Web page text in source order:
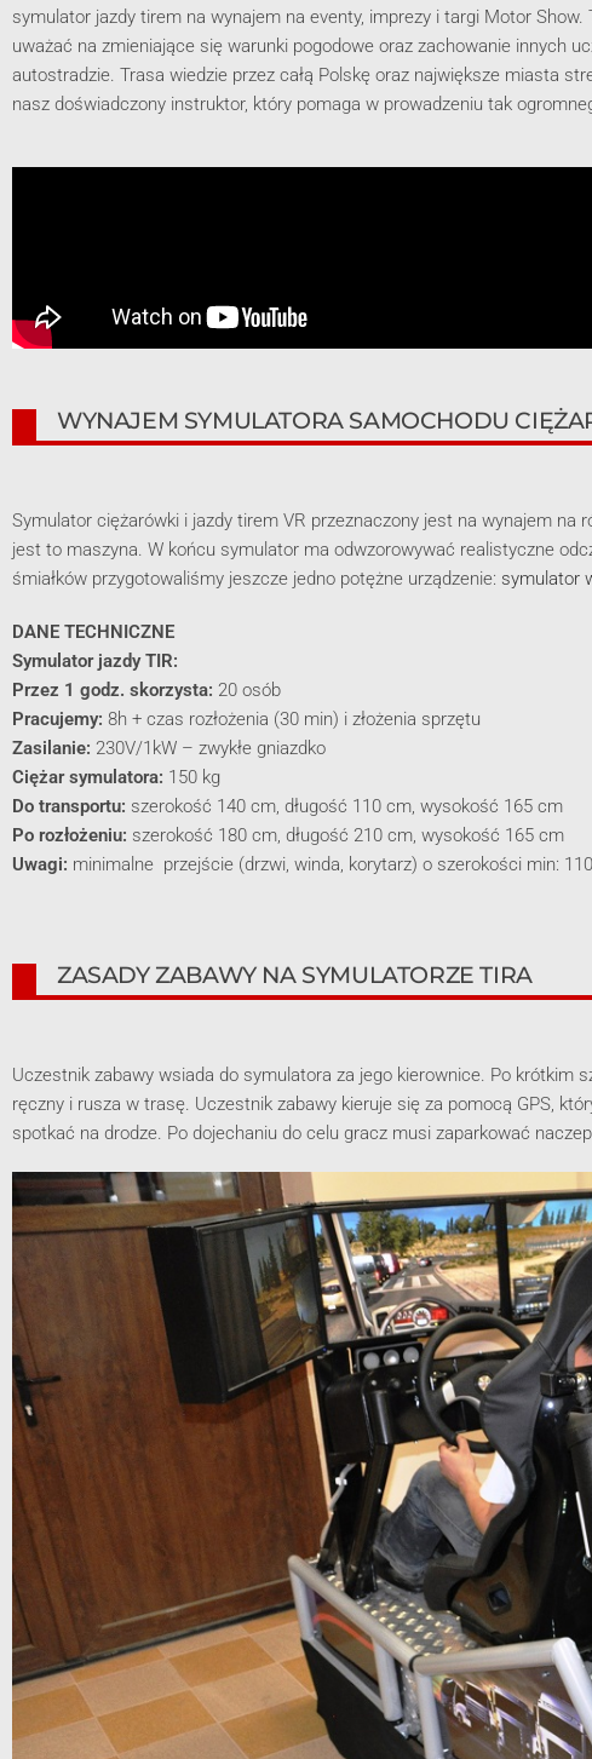
symulator jazdy tirem na wynajem na eventy, imprezy i targi Motor
uważać na zmieniające się warunki pogodowe oraz zachowanie innych
autostradzie. Trasa wiedzie przez całą Polskę oraz największe miasta
nasz doświadczony instruktor, który pomaga w prowadzeniu tak
WYNAJEM SYMULATORA SAMOCHODU
Symulator ciężarówki i jazdy tirem VR przeznaczony jest na wynajem na
jest to maszyna. W końcu symulator ma odwzorowywać realistyczne
śmiałków przygotowaliśmy jeszcze jedno potężne urządzenie: symulator
DANE TECHNICZNE
Symulator jazdy TIR:
Przez 1 godz. skorzysta: 20 osób
Pracujemy: 8h + czas rozłożenia (30 min) i złożenia sprzętu
Zasilanie: 230V/1kW – zwykłe gniazdko
Ciężar symulatora: 150 kg
Do transportu: szerokość 140 cm, długość 110 cm, wysokość 165 cm
Po rozłożeniu: szerokość 180 cm, długość 210 cm, wysokość 165 cm
Uwagi: minimalne przejście (drzwi, winda, korytarz) o szerokości min:
ZASADY ZABAWY NA SYMULATORZE TIRA
Uczestnik zabawy wsiada do symulatora za jego kierownice. Po krótkim
ręczny i rusza w trasę. Uczestnik zabawy kieruje się za pomocą GPS,
spotkać na drodze. Po dojechaniu do celu gracz musi zaparkować